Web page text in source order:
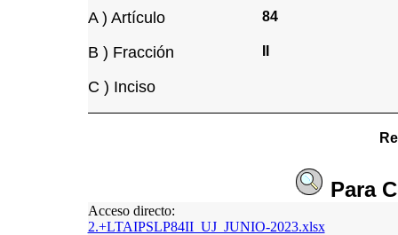
A ) Artículo 84
B ) Fracción
C ) Inciso
Para
Acceso directo:
2.+LTAIPSLP84II_UJ_JUNIO-2023.xlsx